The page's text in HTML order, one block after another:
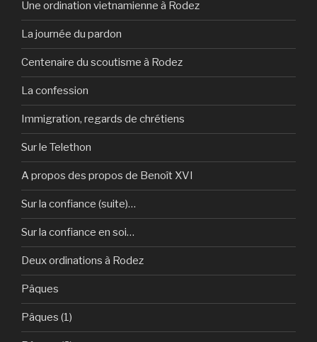
Une ordination vietnamienne à Rodez
La journée du pardon
Centenaire du scoutisme à Rodez
La confession
Immigration, regards de chrétiens
Sur le Telethon
A propos des propos de Benoît XVI
Sur la confiance (suite)…
Sur la confiance en soi…
Deux ordinations à Rodez
Pâques
Pâques (1)